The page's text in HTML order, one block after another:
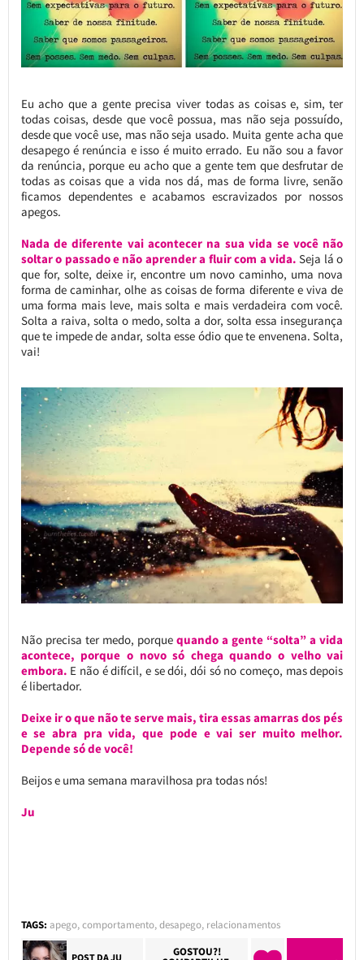
Eu acho que a gente precisa viver todas as coisas e, sim, ter
todas coisas, desde que você possua, mas não seja possuído,
desde que você use, mas não seja usado. Muita gente acha que
desapego é renúncia e isso é muito errado. Eu não sou a favor
da renúncia, porque eu acho que a gente tem que desfrutar de
todas as coisas que a vida nos dá, mas de forma livre, senão
ficamos dependentes e acabamos escravizados por nossos
apegos.
Nada de diferente vai acontecer na sua vida se você não
soltar o passado e não aprender a fluir com a vida. Seja lá o
que for, solte, deixe ir, encontre um novo caminho, uma nova
forma de caminhar, olhe as coisas de forma diferente e viva de
uma forma mais leve, mais solta e mais verdadeira com você.
Solta a raiva, solta o medo, solta a dor, solta essa insegurança
que te impede de andar, solta esse ódio que te envenena. Solta,
vai!
Não precisa ter medo, porque quando a gente “solta” a vida
acontece, porque o novo só chega quando o velho vai
embora. E não é difícil, e se dói, dói só no começo, mas depois
é libertador.
Deixe ir o que não te serve mais, tira essas amarras dos pés
e se abra pra vida, que pode e vai ser muito melhor.
Depende só de você!
Beijos e uma semana maravilhosa pra todas nós!
Ju
TAGS: apego,comportamento,desapego, relacionamentos
POST DAJU GOSTOU?!